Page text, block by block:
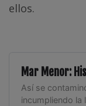
ellos.
Mar Menor:
Así se
incumpliendo la